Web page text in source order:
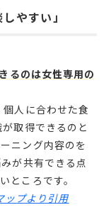
やすい」
のは女性専用の
人に合わせた食
取得できるのと
ニング内容のを
が共有できる点
ところです。
ップより引用